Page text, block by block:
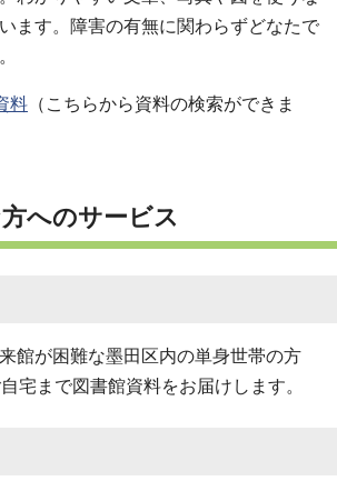
ます。 障害の有無に関わらずどなたで
料 （こちらから資料の検索ができま
へのサービス
館が困難な墨田区内の単身世帯の方
宅まで図書館資料をお届けします。